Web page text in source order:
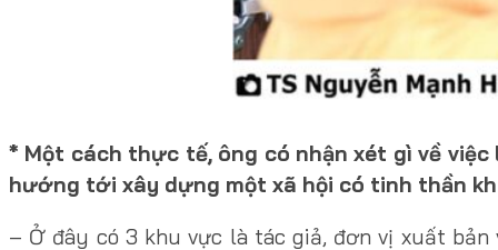
* Một cách thực tế, ông có nhận xét gì về
hướng tới xây dựng một xã hội có tinh thần
– Ở đây có 3 khu vực là tác giả, đơn vị xuất